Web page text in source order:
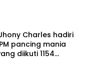
Charles hadiri
diikuti 1154
wilayah di pulau